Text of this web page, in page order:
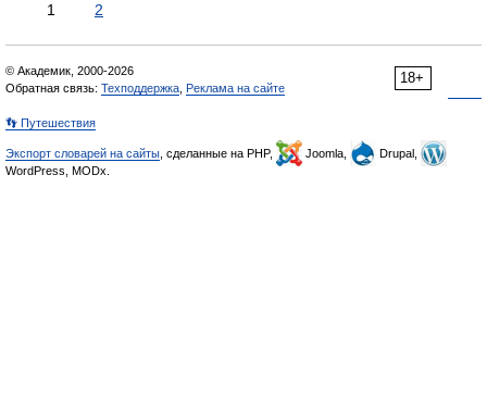
1 2
18+
© Академик, 2000-2026
Обратная связь: Техподдержка Реклама на сайте
👣 Путешествия
Экспорт словарей на сайты , сделанные на PHP, Joomla,
Drupal,
WordPress, MODx.